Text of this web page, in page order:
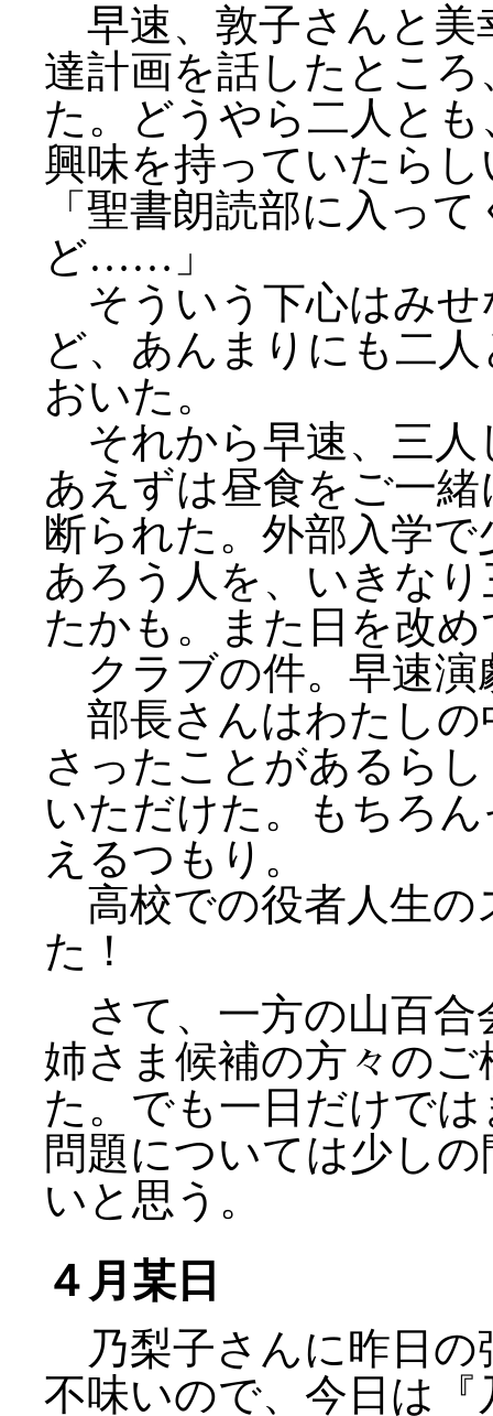
早速、敦子さんと美
達計画を話したとこ
た。どうやら二人と
興味を持っていたらし
「聖書朗読部に入っ
ど……」
そういう下心はみせ
ど、あんまりにも二
おいた。
それから早速、三人
あえずは昼食をご一
断られた。外部入学
あろう人を、いきな
たかも。また日を改
クラブの件。早速演
部長さんはわたしの
さったことがあるら
いただけた。もちろ
えるつもり。
高校での役者人生の
た！
さて、一方の山百合
姉さま候補の方々の
た。でも一日だけで
問題については少し
いと思う。
４月某日
乃梨子さんに昨日の
不味いので、今日は